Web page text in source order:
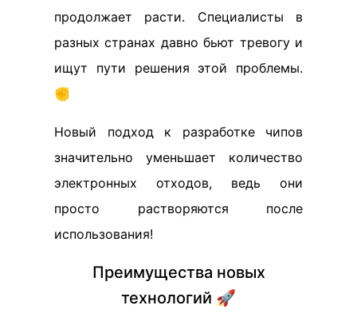
продолжает расти. Специалисты в
разных странах давно бьют тревогу и
ищут пути решения этой проблемы.
✊
Новый подход к разработке чипов
значительно уменьшает количество
электронных отходов, ведь они
просто растворяются после
использования!
Преимущества новых
технологий 🚀